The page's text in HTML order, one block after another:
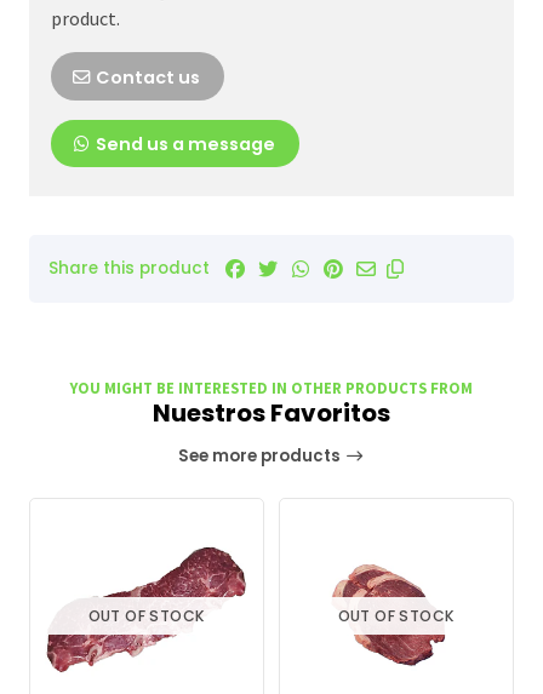
product.
Contact us
Send us a message
Share this product
YOU MIGHT BE INTERESTED IN OTHER PRODUCTS FROM
Nuestros Favoritos
See more products
OUT OF STOCK OUT OF STOCK